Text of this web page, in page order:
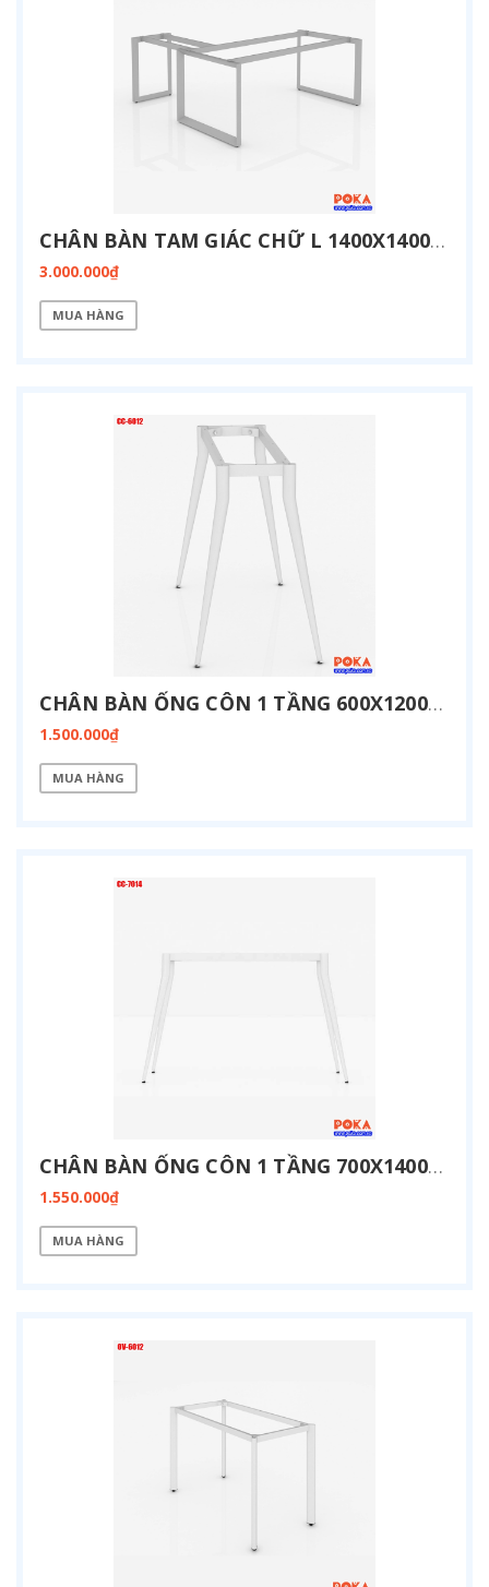
CHÂN BÀN TAM GIÁC CHỮ L 1400X1400MM TG-1414-L3
3.000.000₫
MUA HÀNG
CHÂN BÀN ỐNG CÔN 1 TẦNG 600X1200MM CC-6012
1.500.000₫
MUA HÀNG
CHÂN BÀN ỐNG CÔN 1 TẦNG 700X1400MM CC-7014
1.550.000₫
MUA HÀNG